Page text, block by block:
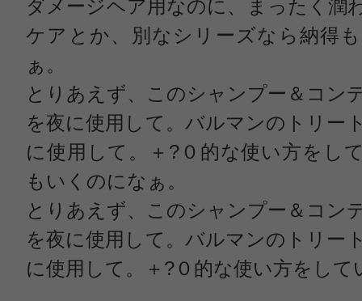
ダメージヘア用なのに、まったく潤
ケアとか、別なシリーズなら納得
ぁ。
とりあえず、このシャンプー＆コン
を夜に使用して。バルマンのトリー
に使用して。＋?０的な使い方をし
もいくのになぁ。
とりあえず、このシャンプー＆コン
を夜に使用して。バルマンのトリー
に使用して。＋?０的な使い方をして